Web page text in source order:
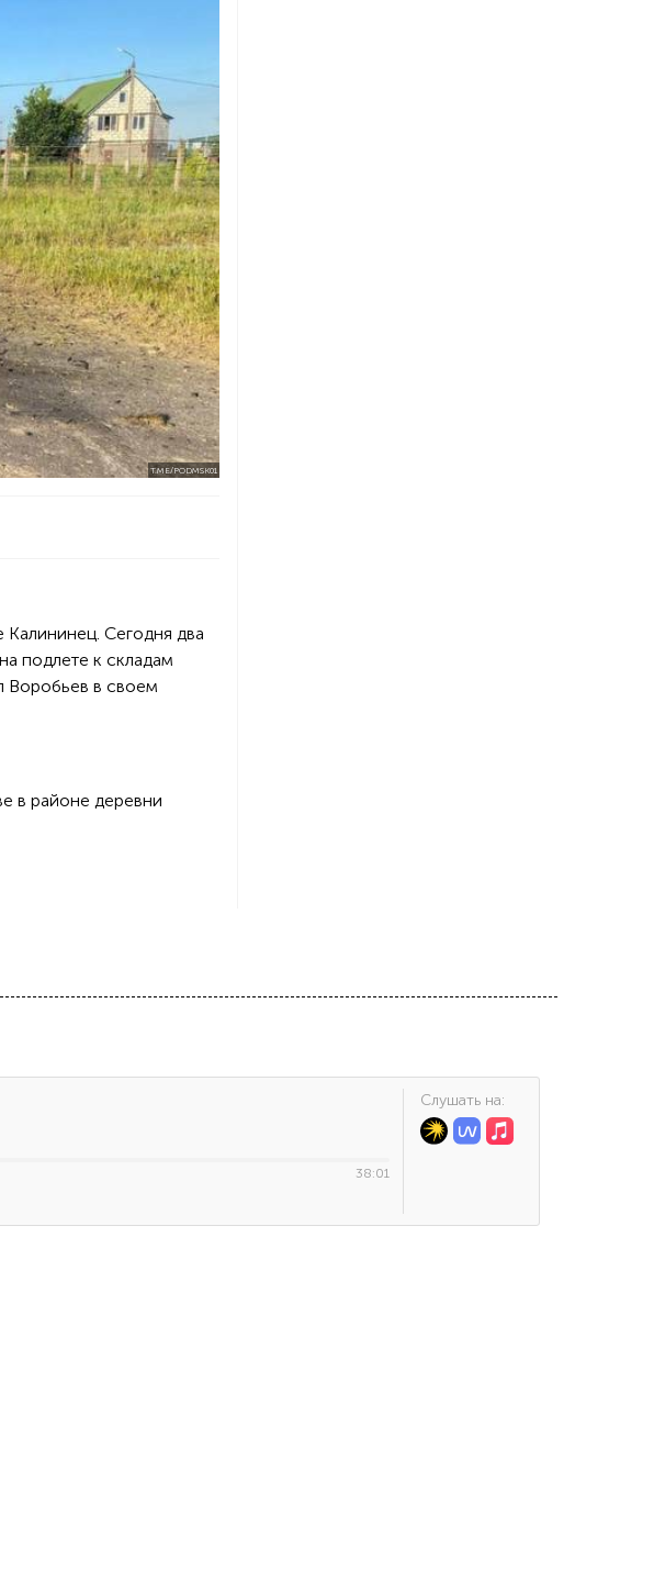
T.ME/PODMSK01
Сегодня два
подлете к складам
Воробьев в своем
в районе деревни
38:01
Cлушать на: